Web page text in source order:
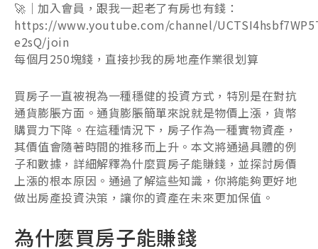
🚀｜加入會員，跟我一起老了有房也有錢：
https://www.youtube.com/channel/
e2sQ/join
每個月250塊錢，直接抄我的房地產作業很划算
買房子一直被視為一種穩健的投資方式，特別是在對抗
通貨膨脹方面。通貨膨脹簡單來說就是物價上漲，貨幣
購買力下降。在這種情況下，房子作為一種實物資產，
其價值會隨著時間的推移而上升。本文將通過具體的例
子和數據，詳細解釋為什麼買房子能賺錢，並探討房價
上漲的根本原因。通過了解這些知識，你將能夠更好地
做出房產投資決策，讓你的資產在未來更加保值。
為什麼買房子能賺錢